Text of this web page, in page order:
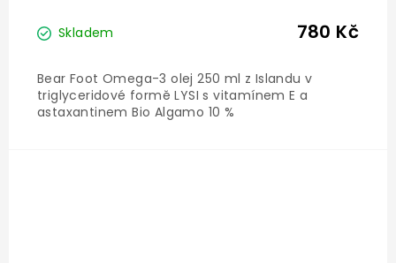
Skladem 780 Kč
Bear Foot Omega-3 olej 250 ml z Islandu v
triglyceridové formě LYSI s vitamínem E a
astaxantinem Bio Algamo 10 %